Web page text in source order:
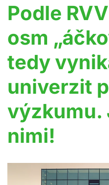
Podle
osm
tedy
univerzit
výzkumu.
nimi!